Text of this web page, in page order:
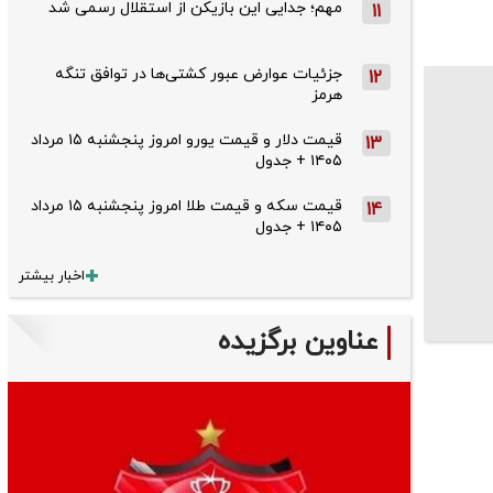
11 مهم؛ جدایی این بازیکن از استقلال رسمی شد
12
جزئیات عوارض عبور کشتی‌ها در توافق تنگه
هرمز
13
قیمت دلار و قیمت یورو امروز پنجشنبه ۱۵ مرداد
۱۴۰۵ + جدول
14
قیمت سکه و قیمت طلا امروز پنجشنبه ۱۵ مرداد
۱۴۰۵ + جدول
اخبار بیشتر
عناوین برگزیده